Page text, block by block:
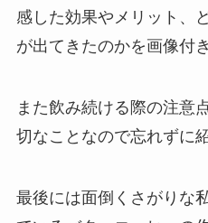
感した効果やメリット、
が出てきたのかを画像付
また飲み続ける際の注意
切なことなので忘れずに
最後には面倒くさがりな